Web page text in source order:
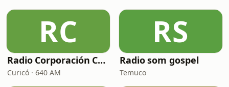
RC
Radio Corporación Curicó
Curicó · 640 AM
RS
Radio som gospel
Temuco